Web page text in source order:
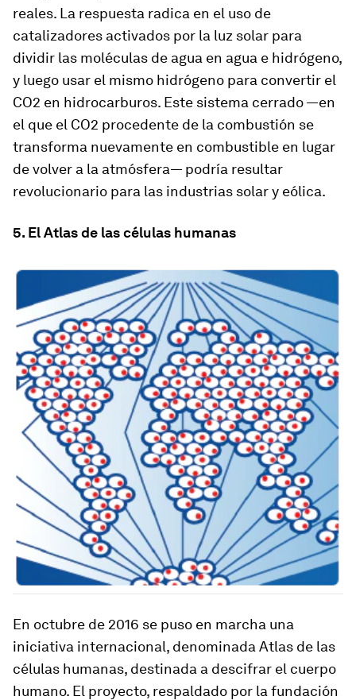
reales. La respuesta radica en el uso de
catalizadores activados por la luz solar para
dividir las moléculas de agua en agua e hidrógeno,
y luego usar el mismo hidrógeno para convertir el
CO2 en hidrocarburos. Este sistema cerrado —en
el que el CO2 procedente de la combustión se
transforma nuevamente en combustible en lugar
de volver a la atmósfera— podría resultar
revolucionario para las industrias solar y eólica.
5. El Atlas de las células humanas
En octubre de 2016 se puso en marcha una
iniciativa internacional, denominada Atlas de las
células humanas, destinada a descifrar el cuerpo
humano. El proyecto, respaldado por la fundación